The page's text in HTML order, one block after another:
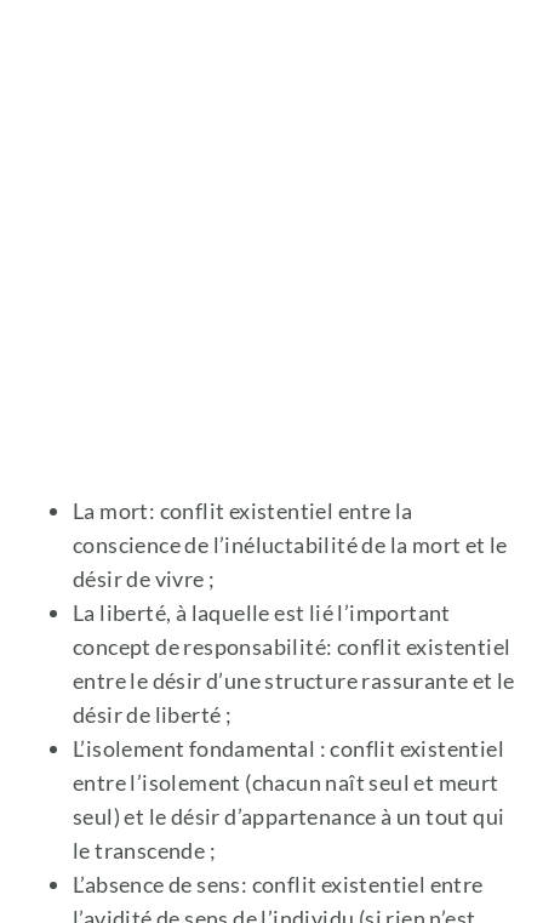
La mort: conflit existentiel entre la
conscience de l’inéluctabilité de la mort et le
désir de vivre ;
La liberté, à laquelle est lié l’important
concept de responsabilité: conflit existentiel
entre le désir d’une structure rassurante et le
désir de liberté ;
L’isolement fondamental : conflit existentiel
entre l’isolement (chacun naît seul et meurt
seul) et le désir d’appartenance à un tout qui
le transcende ;
L’absence de sens: conflit existentiel entre